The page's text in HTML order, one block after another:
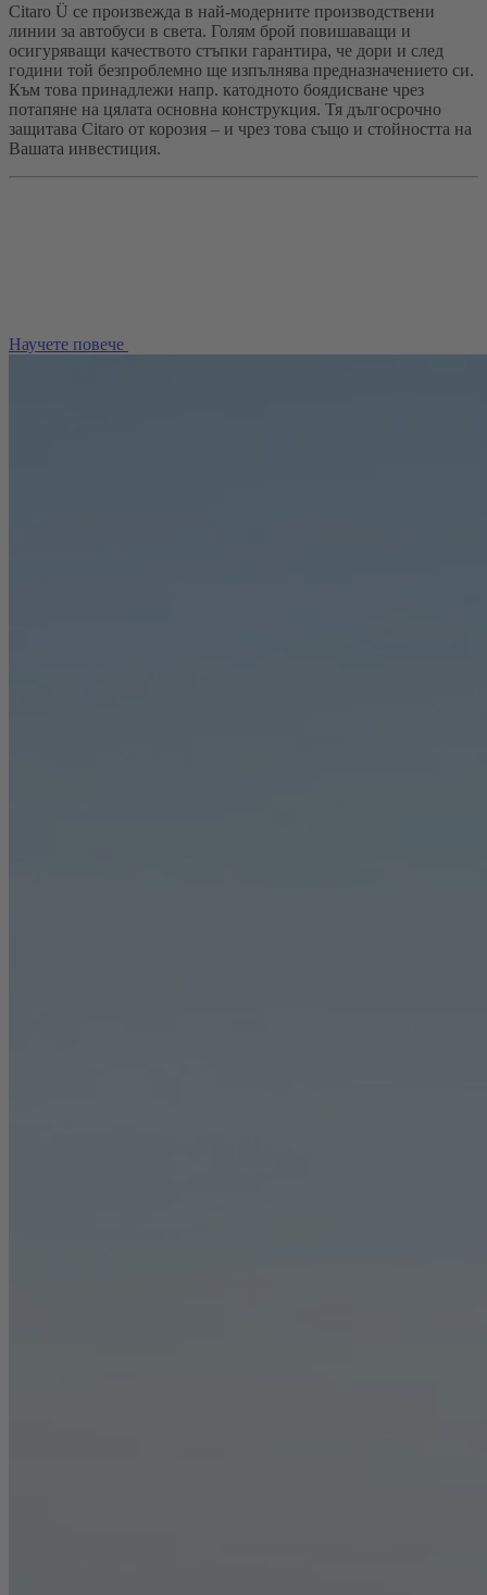
Citaro Ü се произвежда в най-модерните производствени
линии за автобуси в света. Голям брой повишаващи и
осигуряващи качеството стъпки гарантира, че дори и след
години той безпроблемно ще изпълнява предназначението си.
Към това принадлежи напр. катодното боядисване чрез
потапяне на цялата основна конструкция. Тя дългосрочно
защитава Citaro от корозия – и чрез това също и стойността на
Вашата инвестиция.
Научете повече